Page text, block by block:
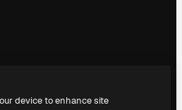
device to enhance site